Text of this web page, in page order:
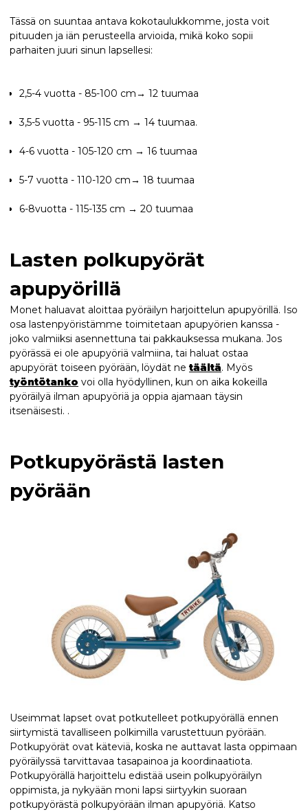
Tässä on suuntaa antava kokotaulukkomme, josta voit
pituuden ja iän perusteella arvioida, mikä koko sopii
parhaiten juuri sinun lapsellesi:
2,5-4 vuotta - 85-100 cm→ 12 tuumaa
3,5-5 vuotta - 95-115 cm → 14 tuumaa.
4-6 vuotta - 105-120 cm → 16 tuumaa
5-7 vuotta - 110-120 cm→ 18 tuumaa
6-8vuotta - 115-135 cm → 20 tuumaa
Lasten polkupyörät
apupyörillä
Monet haluavat aloittaa pyöräilyn harjoittelun apupyörillä. Iso
osa lastenpyöristämme toimitetaan apupyörien kanssa -
joko valmiiksi asennettuna tai pakkauksessa mukana. Jos
pyörässä ei ole apupyöriä valmiina, tai haluat ostaa
apupyörät toiseen pyörään, löydät ne täältä. Myös
työntötanko voi olla hyödyllinen, kun on aika kokeilla
pyöräilyä ilman apupyöriä ja oppia ajamaan täysin
itsenäisesti. .
Potkupyörästä lasten
pyörään
Useimmat lapset ovat potkutelleet potkupyörällä ennen
siirtymistä tavalliseen polkimilla varustettuun pyörään.
Potkupyörät ovat käteviä, koska ne auttavat lasta oppimaan
pyöräilyssä tarvittavaa tasapainoa ja koordinaatiota.
Potkupyörällä harjoittelu edistää usein polkupyöräilyn
oppimista, ja nykyään moni lapsi siirtyykin suoraan
potkupyörästä polkupyörään ilman apupyöriä. Katso